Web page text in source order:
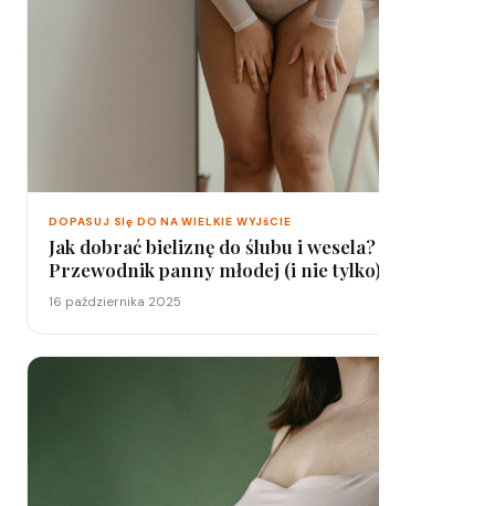
DOPASUJ SIę DO NA WIELKIE WYJśCIE
Jak dobrać bieliznę do ślubu i wesela?
Przewodnik panny młodej (i nie tylko)
16 października 2025